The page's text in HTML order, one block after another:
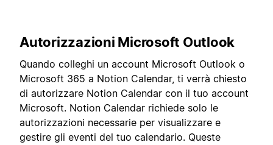
Autorizzazioni Microsoft Outlook
Quando colleghi un account Microsoft Outlook o
Microsoft 365 a Notion Calendar, ti verrà chiesto
di autorizzare Notion Calendar con il tuo account
Microsoft. Notion Calendar richiede solo le
autorizzazioni necessarie per visualizzare e
gestire gli eventi del tuo calendario. Queste